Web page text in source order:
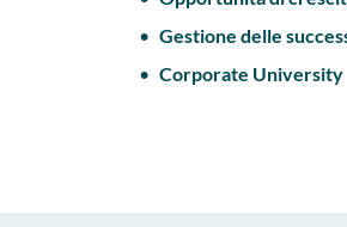
Gestione delle
Corporate University